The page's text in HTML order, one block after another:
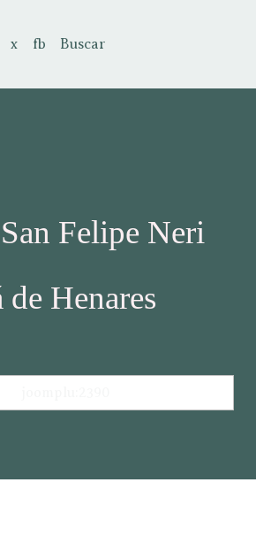
x fb Buscar
Felipe Neri
Henares